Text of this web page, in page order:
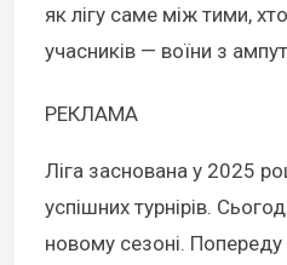
як лігу саме між тими,
учасників — воїни з
РЕКЛАМА
Ліга заснована у 2025
успішних турнірів.
новому сезоні.